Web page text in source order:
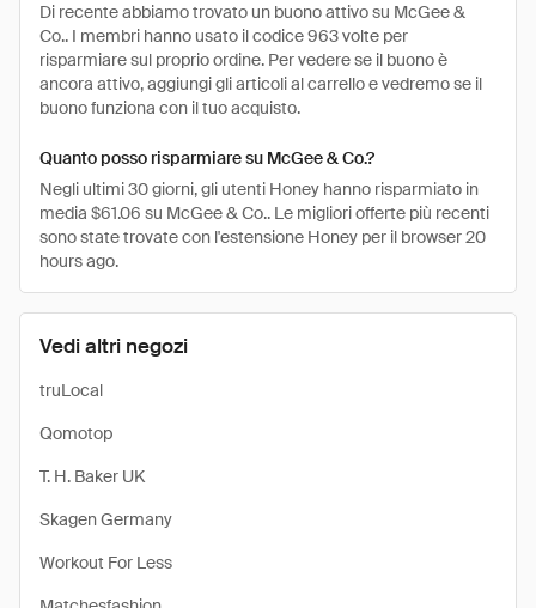
Vedi altri negozi
truLocal
Qomotop
T. H. Baker UK
Skagen Germany
Workout For Less
Di recente abbiamo trovato un buono attivo su McGee &
Co.. I membri hanno usato il codice 963 volte per
risparmiare sul proprio ordine. Per vedere se il buono è
ancora attivo, aggiungi gli articoli al carrello e vedremo se il
buono funziona con il tuo acquisto.
Quanto posso risparmiare su McGee & Co.?
Negli ultimi 30 giorni, gli utenti Honey hanno risparmiato in
media $61.06 su McGee & Co.. Le migliori offerte più recenti
sono state trovate con l'estensione Honey per il browser 20
hours ago.